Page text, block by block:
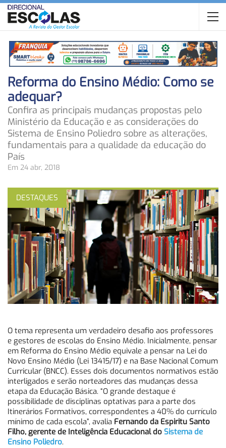
Reforma do Ensino Médio: Como se
adequar?
Confira as principais mudanças propostas pelo
Ministério da Educação e as considerações do
Sistema de Ensino Poliedro sobre as alterações,
fundamentais para a qualidade da educação do
País
Em 24 abr, 2018
DESTAQUES
O tema representa um verdadeiro desafio aos professores
e gestores de escolas do Ensino Médio. Inicialmente, pensar
em Reforma do Ensino Médio equivale a pensar na Lei do
Novo Ensino Médio (Lei 13415/17) e na Base Nacional Comum
Curricular (BNCC). Esses dois documentos normativos estão
interligados e serão norteadores das mudanças dessa
etapa da Educação Básica. “O grande destaque é
possibilidade de disciplinas optativas para a parte dos
Itinerários Formativos, correspondentes a 40% do currículo
mínimo de cada escola”, avalia Fernando da Espiritu Santo
Filho, gerente de Inteligência Educacional do Sistema de
Ensino Poliedro.